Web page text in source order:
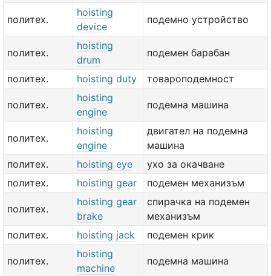
политех.
hoisting
device
подемно устройство
политех.
hoisting
drum
подемен барабан
политех. hoisting duty товароподемност
политех.
hoisting
engine
подемна машина
политех.
hoisting
engine
двигател на подемна
машина
политех.
hoisting eye
ухо за окачване
политех.
hoisting gear подемен механизъм
политех.
hoisting gear
brake
спирачка на подемен
механизъм
политех.
hoisting jack подемен крик
политех.
hoisting
machine
подемна машина